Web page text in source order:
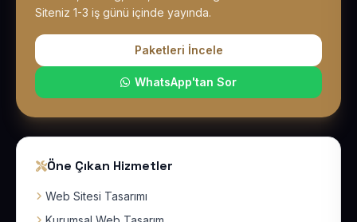
Siteniz 1-3 iş günü içinde yayında.
Paketleri İncele
WhatsApp'tan Sor
Öne Çıkan Hizmetler
Web Sitesi Tasarımı